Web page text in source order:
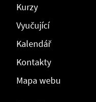
Kurzy
Vyučující
Kalendář
Kontakty
Mapa webu